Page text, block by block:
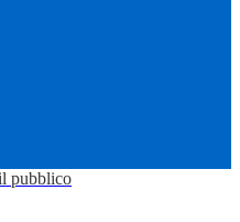
pubblico